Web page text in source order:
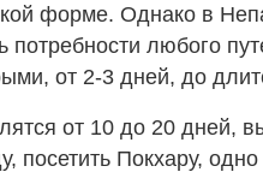
форме. Однако в
любого
от 2-3 дней, до
от 10 до 20 дней,
посетить Покхару,